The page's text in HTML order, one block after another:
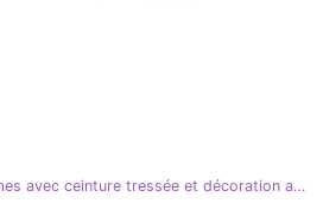
Sandales plates pour femmes avec ceinture tressée et décoration artiker 56c1318 noir